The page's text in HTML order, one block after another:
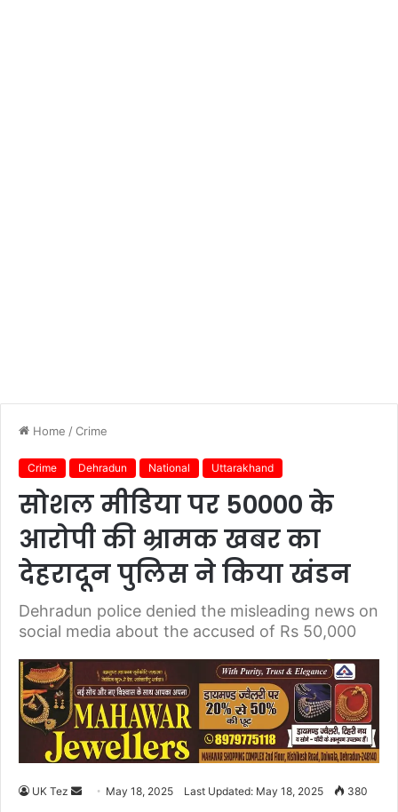
Home /Crime
Crime Dehradun National Uttarakhand
सोशल मीडिया पर 50000 के
आरोपी की भ्रामक खबर का
देहरादून पुलिस ने किया खंडन
Dehradun police denied the misleading news on
social media about the accused of Rs 50,000
UK Tez May 18, 2025 Last Updated: May 18, 2025 380